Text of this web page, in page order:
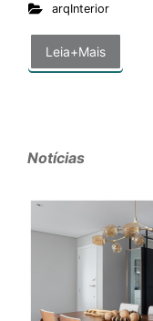
arqInterior
Leia+Mais
Notícias